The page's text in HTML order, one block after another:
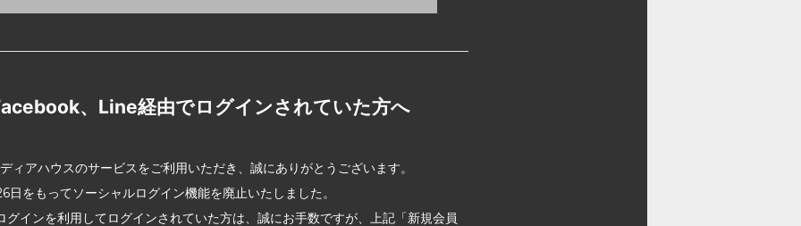
、Line経由でログインされていた方へ
ィアハウスのサービスをご利用いただき、誠にありがとうございます。
日をもってソーシャルログイン機能を廃止いたしました。
グインを利用してログインされていた方は、誠にお手数ですが、上記「新規会員